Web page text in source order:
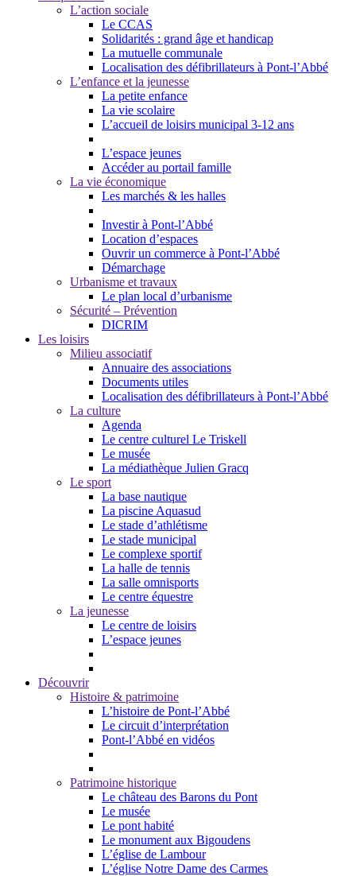
L’action sociale
Le CCAS
Solidarités : grand âge et handicap
La mutuelle communale
Localisation des défibrillateurs à Pont-l’Abbé
L’enfance et la jeunesse
La petite enfance
La vie scolaire
L’accueil de loisirs municipal 3-12 ans
L’espace jeunes
Accéder au portail famille
La vie économique
Les marchés & les halles
Investir à Pont-l’Abbé
Location d’espaces
Ouvrir un commerce à Pont-l’Abbé
Démarchage
Urbanisme et travaux
Le plan local d’urbanisme
Sécurité – Prévention
DICRIM
Les loisirs
Milieu associatif
Annuaire des associations
Documents utiles
Localisation des défibrillateurs à Pont-l’Abbé
La culture
Agenda
Le centre culturel Le Triskell
Le musée
La médiathèque Julien Gracq
Le sport
La base nautique
La piscine Aquasud
Le stade d’athlétisme
Le stade municipal
Le complexe sportif
La halle de tennis
La salle omnisports
Le centre équestre
La jeunesse
Le centre de loisirs
L’espace jeunes
Découvrir
Histoire & patrimoine
L’histoire de Pont-l’Abbé
Le circuit d’interprétation
Pont-l’Abbé en vidéos
Patrimoine historique
Le château des Barons du Pont
Le musée
Le pont habité
Le monument aux Bigoudens
L’église de Lambour
L’église Notre Dame des Carmes